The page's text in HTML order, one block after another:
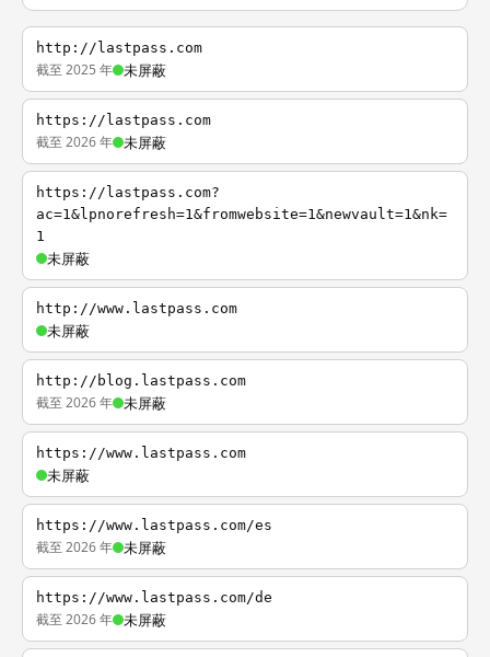
http://lastpass.com
截至 2025 年 未屏蔽
https://lastpass.com
截至 2026 年 未屏蔽
https://lastpass.com?
ac=1&lpnorefresh=1&fromwebsite=1&newvault=1&nk=
1
未屏蔽
http://www.lastpass.com
未屏蔽
http://blog.lastpass.com
截至 2026 年 未屏蔽
https://www.lastpass.com
未屏蔽
https://www.lastpass.com/es
截至 2026 年 未屏蔽
https://www.lastpass.com/de
截至 2026 年 未屏蔽